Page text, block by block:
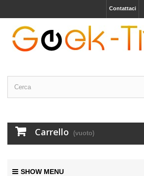
Contattaci
Carrello (vuoto)
SHOW MENU